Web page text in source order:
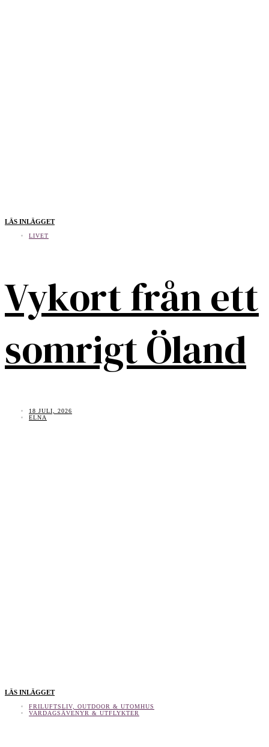
LÄS INLÄGGET
LIVET
Vykort från ett
somrigt Öland
18 JULI, 2026
ELNA
LÄS INLÄGGET
FRILUFTSLIV, OUTDOOR & UTOMHUS
VARDAGSÄVENYR & UTFLYKTER